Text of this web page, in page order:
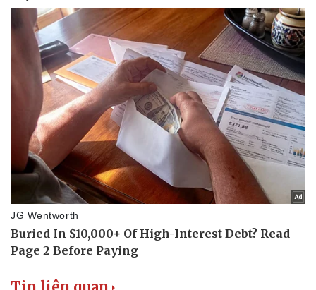
Pháp luật
Vụ án
Tin nóng
Tư vấn luật
Quân sự - Quốc phòng
Vũ khí
Việt Nam
Phân tích